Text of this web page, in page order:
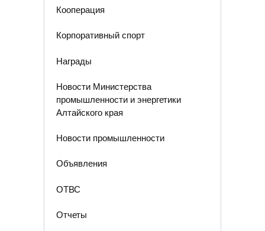
Кооперация
Корпоративный спорт
Награды
Новости Министерства
промышленности и энергетики
Алтайского края
Новости промышленности
Объявления
ОТВС
Отчеты